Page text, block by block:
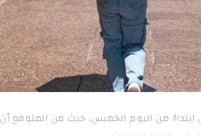
من اليوم الخميس، حيث من المتوقع أن